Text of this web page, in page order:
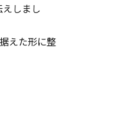
しまし
えた形に整